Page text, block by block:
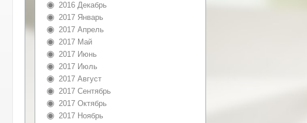
2016 Декабрь
2017 Январь
2017 Апрель
2017 Май
2017 Июнь
2017 Июль
2017 Август
2017 Сентябрь
2017 Октябрь
2017 Ноябрь